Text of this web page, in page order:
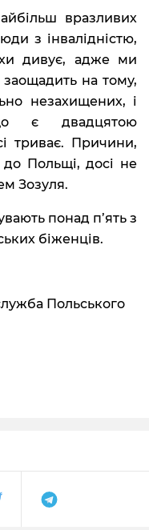
вразливих
з інвалідністю,
дивує, адже ми
на тому,
незахищених, і
є двадцятою
триває. Причини,
до Польщі, досі не
Зозуля.
понад п’ять з
біженців.
Польського